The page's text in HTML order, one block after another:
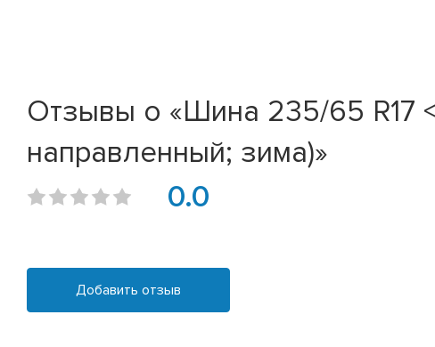
Отзывы о «Шина 235/65 R17
направленный; зима)»
0.0
Добавить отзыв